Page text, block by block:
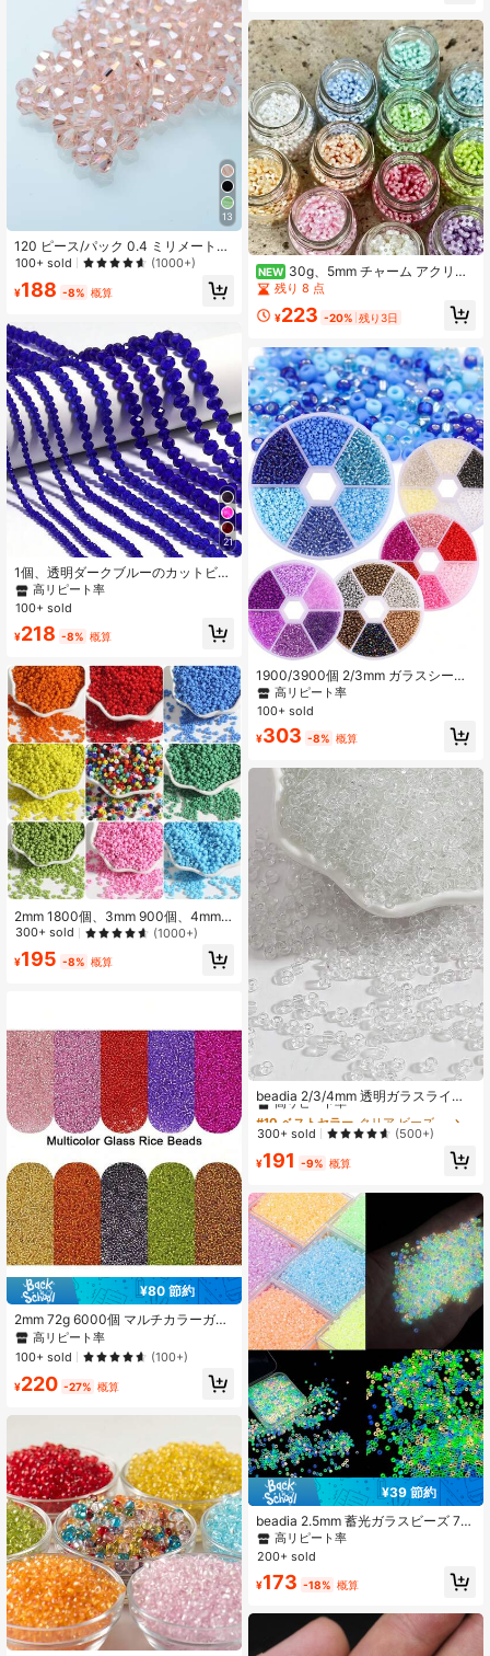
13
120 ピース/パック 0.4 ミリメートル
ガラスファセットビーズ Diy ジュエ
100+ sold (1000+)
¥188 -8% 概算
21
1個、透明ダークブルーのカットビー
ズ式アバカス スタイルクリスタルビ
ーズ、3/4/6/8/10mm、様々なスタイ
やすい、ハンドメイド DIY ビーズ、
クレス、ジュエリー製作に適し、ペ
ンダント装飾アクセサリービーズ 卸
高リピート率
100+ sold
¥218 -8% 概算
2mm 1800個、3mm 900個、4mm 3
00個 ガラスシードビーズ 小さいク
ックレス、ジュエリー製作用の小さ
300+ sold (1000+)
¥195 -8% 概算
¥80 節約
2mm 72g 6000個 マルチカラーガラ
スシードビーズ、ブレスレット、ペ
ンダント、ネックレス、ピアスなど
のDIYジュエリー作りやその他のアク
セサリーに適しています
高リピート率
100+ sold
(100+)
¥220 -27% 概算
NEW 30g、5mm チャーム アクリル
ヴィンテージスタイル 中空パール ミ
ニオスマンサス DIY ビーズ ジュエリ
ーアクセサリー ブレスレット スマホ
兼用 日常・ホリデーギフト向け
残り 8 点
¥223 -20% 残り3日
1900/3900個 2/3mm ガラスシード
ビーズ 6色アソートセット セントパ
トリックデー ハンドメイド DIY ビー
ズ材料 ジュエリーアクセサリー ルー
ズビーズ ボックスセット - バレンタ
高リピート率
100+ sold
¥303 -8% 概算
beadia 2/3/4mm 透明ガラスライス
ビーズ 30g、夏のブレスレット、ネ
ックレス、イヤリング、ジュエリー
の制作に選択可能、DIYハンドメイド
材料
#10 ベストセラー
高リピート率
#10 ベストセラー
高リピート率
#10 ベストセラー
高リピート率
#10 ベストセラー
高リピート率
300+ sold (500+)
¥191 -9% 概算
¥39 節約
beadia 2.5mm 蓄光ガラスビーズ 70
0粒 10g入り、穴径1mm、ジュエリ
ー製作、DIYブレスレット、ネックレ
高リピート率
200+ sold
¥173 -18% 概算